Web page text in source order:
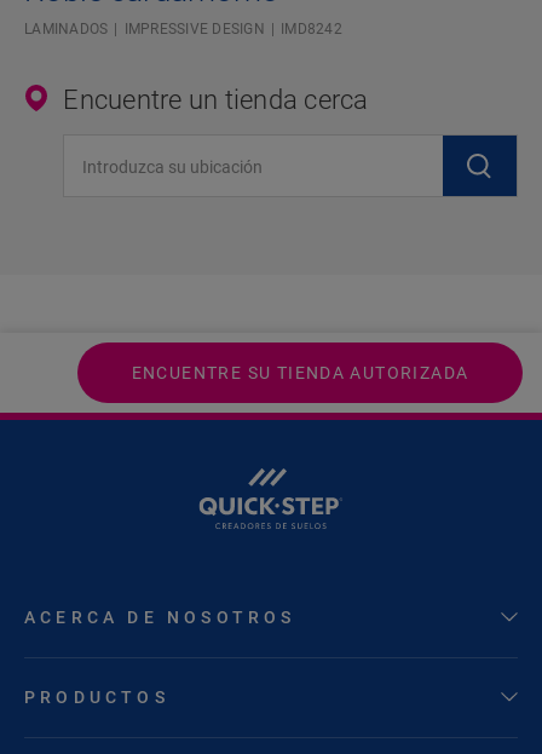
LAMINADOS IMPRESSIVE DESIGN IMD8242
Encuentre un tienda cerca
ENCUENTRE SU TIENDA AUTORIZADA
ACERCA DE NOSOTROS
PRODUCTOS